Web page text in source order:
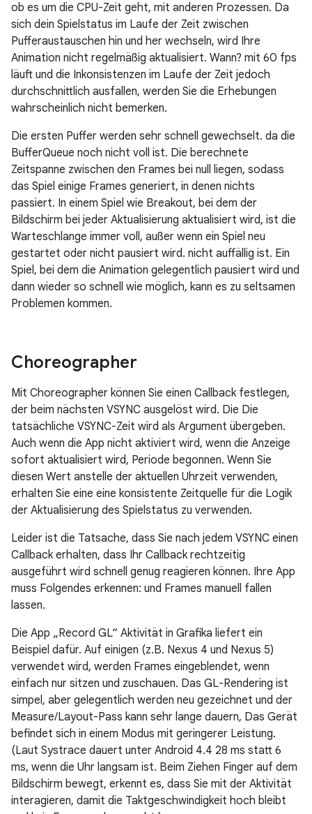
ob es um die CPU-Zeit geht, mit anderen Prozessen. Da
sich dein Spielstatus im Laufe der Zeit zwischen
Pufferaustauschen hin und her wechseln, wird Ihre
Animation nicht regelmäßig aktualisiert. Wann? mit 60 fps
läuft und die Inkonsistenzen im Laufe der Zeit jedoch
durchschnittlich ausfallen, werden Sie die Erhebungen
wahrscheinlich nicht bemerken.
Die ersten Puffer werden sehr schnell gewechselt. da die
BufferQueue noch nicht voll ist. Die berechnete
Zeitspanne zwischen den Frames bei null liegen, sodass
das Spiel einige Frames generiert, in denen nichts
passiert. In einem Spiel wie Breakout, bei dem der
Bildschirm bei jeder Aktualisierung aktualisiert wird, ist die
Warteschlange immer voll, außer wenn ein Spiel neu
gestartet oder nicht pausiert wird. nicht auffällig ist. Ein
Spiel, bei dem die Animation gelegentlich pausiert wird und
dann wieder so schnell wie möglich, kann es zu seltsamen
Problemen kommen.
Choreographer
Mit Choreographer können Sie einen Callback festlegen,
der beim nächsten VSYNC ausgelöst wird. Die Die
tatsächliche VSYNC-Zeit wird als Argument übergeben.
Auch wenn die App nicht aktiviert wird, wenn die Anzeige
sofort aktualisiert wird, Periode begonnen. Wenn Sie
diesen Wert anstelle der aktuellen Uhrzeit verwenden,
erhalten Sie eine eine konsistente Zeitquelle für die Logik
der Aktualisierung des Spielstatus zu verwenden.
Leider ist die Tatsache, dass Sie nach jedem VSYNC einen
Callback erhalten, dass Ihr Callback rechtzeitig
ausgeführt wird schnell genug reagieren können. Ihre App
muss Folgendes erkennen: und Frames manuell fallen
lassen.
Die App „Record GL“ Aktivität in Grafika liefert ein
Beispiel dafür. Auf einigen (z.B. Nexus 4 und Nexus 5)
verwendet wird, werden Frames eingeblendet, wenn
einfach nur sitzen und zuschauen. Das GL-Rendering ist
simpel, aber gelegentlich werden neu gezeichnet und der
Measure/Layout-Pass kann sehr lange dauern, Das Gerät
befindet sich in einem Modus mit geringerer Leistung.
(Laut Systrace dauert unter Android 4.4 28 ms statt 6
ms, wenn die Uhr langsam ist. Beim Ziehen Finger auf dem
Bildschirm bewegt, erkennt es, dass Sie mit der Aktivität
interagieren, damit die Taktgeschwindigkeit hoch bleibt